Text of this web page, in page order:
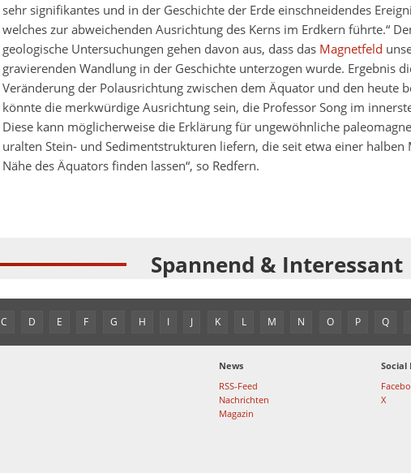
sehr signifikantes und in der Geschichte der Erde einschneidendes
welches zur abweichenden Ausrichtung des Kerns im Erdkern führte.“
geologische Untersuchungen gehen davon aus, dass das Magnetfeld
gravierenden Wandlung in der Geschichte unterzogen wurde. Ergebnis
Veränderung der Polausrichtung zwischen dem Äquator und den heute
könnte die merkwürdige Ausrichtung sein, die Professor Song im
Diese kann möglicherweise die Erklärung für ungewöhnliche
uralten Stein- und Sedimentstrukturen liefern, die seit etwa einer halben
Nähe des Äquators finden lassen“, so Redfern.
Spannend & Interessant
C D E F G H I J K L M N O P Q
News
RSS-Feed
Nachrichten
Magazin
Social
X